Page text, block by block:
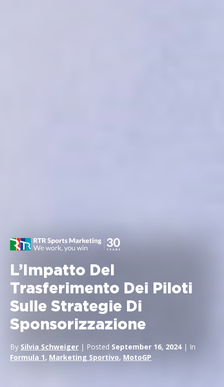
L’Impatto Del
Trasferimento Dei Piloti
Sulle Strategie Di
Sponsorizzazione
By Silvia Schweiger | Posted September 16, 2024| In
Formula 1, Marketing Sportivo, MotoGP